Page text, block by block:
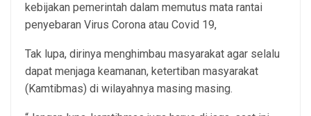
kebijakan pemerintah dalam memutus mata rantai
penyebaran Virus Corona atau Covid 19,
Tak lupa, dirinya menghimbau masyarakat agar selalu
dapat menjaga keamanan, ketertiban masyarakat
(Kamtibmas) di wilayahnya masing masing.